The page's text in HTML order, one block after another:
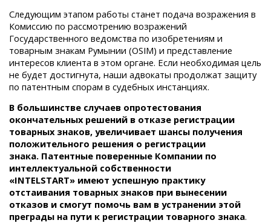
Следующим этапом работы станет подача возражения в
Комиссию по рассмотрению возражений
Государственного ведомства по изобретениям и
товарным знакам Румынии (OSIM) и представление
интересов клиента в этом органе. Если необходимая цель
не будет достигнута, наши адвокаты продолжат защиту
по патентным спорам в судебных инстанциях.
В большинстве случаев опротестования
окончательных решений в отказе регистрации
товарных знаков, увеличивает шансы получения
положительного решения о регистрации
знака. Патентные поверенные Компании по
интеллектуальной собственности
«INTELSTART» имеют успешную практику
отстаивания товарных знаков при вынесении
отказов и смогут помочь вам в устранении этой
преграды на пути к регистрации товарного знака.